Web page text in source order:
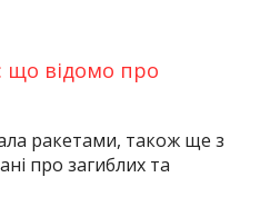
що відомо про
ракетами, також ще з
про загиблих та